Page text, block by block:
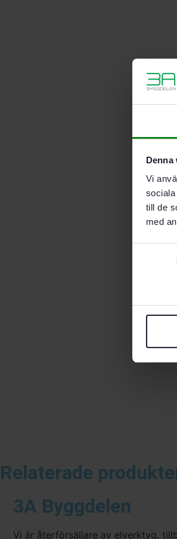
Denna
Vi
till de
med
Relaterade
3A Byggdelen
Vi är återförsäljare av elverktyg,